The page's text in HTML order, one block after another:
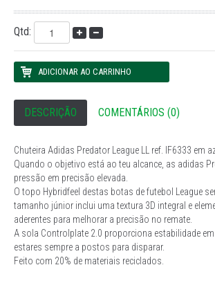
Qtd:
DESCRIÇÃO COMENTÁRIOS (0)
Chuteira Adidas Predator League LL ref. IF6333 em
Quando o objetivo está ao teu alcance, as adidas
pressão em precisão elevada.
O topo Hybridfeel destas botas de futebol League
tamanho júnior inclui uma textura 3D integral e
aderentes para melhorar a precisão no remate.
A sola Controlplate 2.0 proporciona estabilidade
estares sempre a postos para disparar.
Feito com 20% de materiais reciclados.